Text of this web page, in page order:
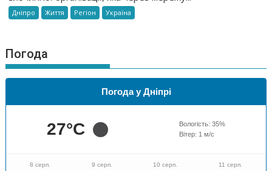
Дніпро Життя Регіон Україна
Погода
Погода у Дніпрі
27°C Вологість: 35%
Вітер: 1 м/с
8 серп. 9 серп. 10 серп. 11 серп.